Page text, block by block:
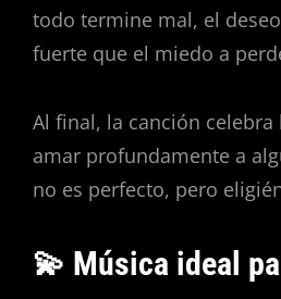
todo termine mal, el
fuerte que el miedo a
Al final, la canción
amar profundamente a
no es perfecto, pero
💫 Música ideal